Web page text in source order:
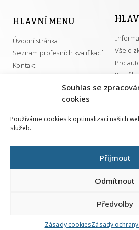
Souhlas se
cookies
Používáme cookies k optimalizaci našich
služeb.
Přijmout
Odmítnout
Předvolby
Zásady cookiesZásady
HLAVNÍ MENU
Úvodní stránka
Seznam profesních kvalifikací
Kontakt
Vše o
Pro
GDPR
110
Všechna práva